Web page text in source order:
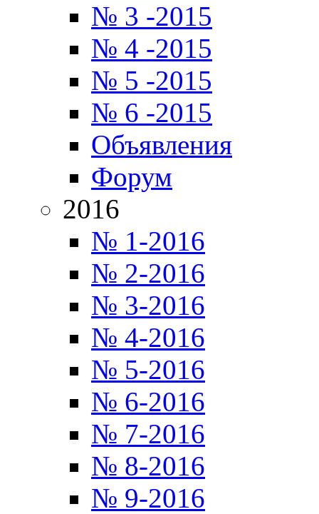
№ 3 -2015
№ 4 -2015
№ 5 -2015
№ 6 -2015
Объявления
Форум
2016
№ 1-2016
№ 2-2016
№ 3-2016
№ 4-2016
№ 5-2016
№ 6-2016
№ 7-2016
№ 8-2016
№ 9-2016